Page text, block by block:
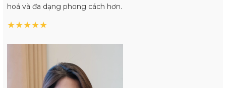
hoá và đa dạng phong cách hơn.
★★★★★